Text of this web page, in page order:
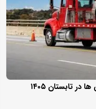
تابستان ۱۴۰۵